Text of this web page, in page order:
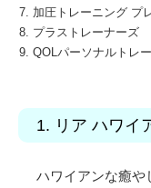
7. 加圧トレーニング プ
8. プラストレーナーズ
9. QOLパーソナルトレ
1. リア ハワイ
ハワイアンな癒や